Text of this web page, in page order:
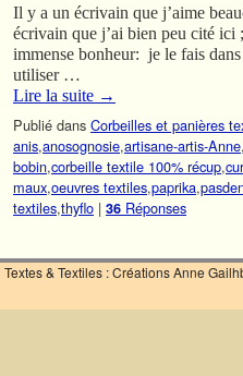
Il y a un écrivain que j’aime
écrivain que j’ai bien peu cité ici
immense bonheur: je le fais
utiliser …
Lire la suite →
Publié dans Corbeilles et panières
anis,anosognosie,artisane-artis-Anne,
bobin,corbeille textile 100% récup,
maux,oeuvres textiles,paprika,
textiles,thyflo | 36 Réponses
Textes & Textiles : Créations Anne